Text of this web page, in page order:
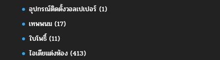
อุปกรณ์ติดตั้งวอลเปเปอร์ (1)
เทพพนม(17)
ใบโพธิ์(11)
ไอเดียแต่งห้อง(413)